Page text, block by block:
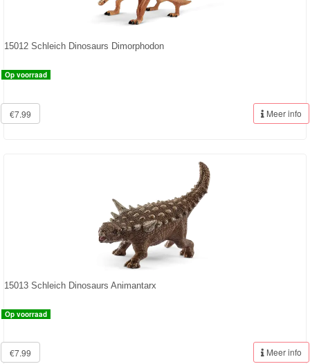
15012 Schleich Dinosaurs Dimorphodon
Op voorraad
€7.99 Meer info
15013 Schleich Dinosaurs Animantarx
Op voorraad
€7.99 Meer info